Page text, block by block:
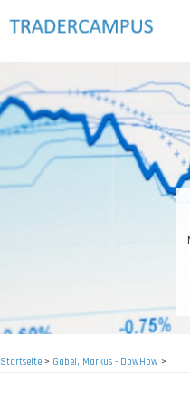
Startseite> Gabel, Markus - DowHow >